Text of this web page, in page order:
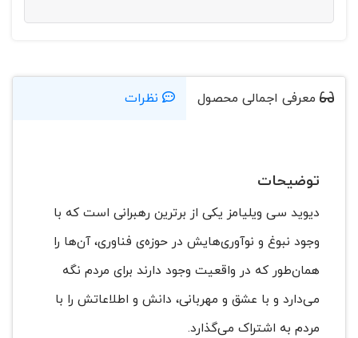
معرفی اجمالی محصول نظرات
توضیحات
دیوید سی ویلیامز یکی از برترین رهبرانی است که با
وجود نبوغ و نوآوری‌هایش در حوزه‌ی فناوری، آن‌ها را
همان‌طور که در واقعیت وجود دارند برای مردم نگه
می‌دارد و با عشق و مهربانی، دانش و اطلاعاتش را با
مردم به اشتراک می‌گذارد.